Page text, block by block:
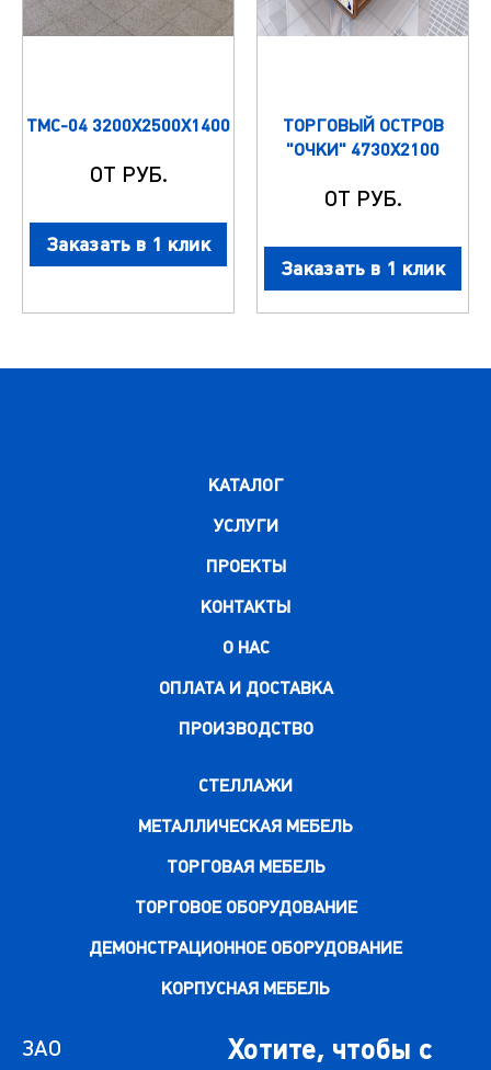
ТМС-04 3200Х2500Х1400
ОТ РУБ.
Заказать в 1 клик
ТОРГОВЫЙ ОСТРОВ
"ОЧКИ" 4730Х2100
ОТ РУБ.
Заказать в 1 клик
КАТАЛОГ
УСЛУГИ
ПРОЕКТЫ
КОНТАКТЫ
О НАС
ОПЛАТА И ДОСТАВКА
ПРОИЗВОДСТВО
СТЕЛЛАЖИ
МЕТАЛЛИЧЕСКАЯ МЕБЕЛЬ
ТОРГОВАЯ МЕБЕЛЬ
ТОРГОВОЕ ОБОРУДОВАНИЕ
ДЕМОНСТРАЦИОННОЕ ОБОРУДОВАНИЕ
КОРПУСНАЯ МЕБЕЛЬ
ЗАО
Хотите, чтобы с